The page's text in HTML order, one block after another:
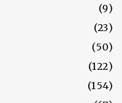
(9)
(23)
(50)
(122)
(154)